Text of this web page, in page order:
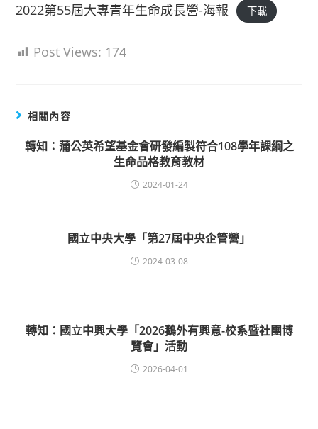
2022第55屆大專青年生命成長營-海報 下載
Post Views: 174
相關內容
轉知：蒲公英希望基金會研發編製符合108學年課綱之
生命品格教育教材
2024-01-24
國立中央大學「第27屆中央企管營」
2024-03-08
轉知：國立中興大學「2026鵝外有興意-校系暨社團博
覽會」活動
2026-04-01